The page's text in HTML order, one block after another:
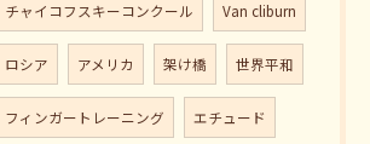
チャイコフスキーコンクール Van cliburn
ロシア アメリカ 架け橋 世界平和
フィンガートレーニング エチュード